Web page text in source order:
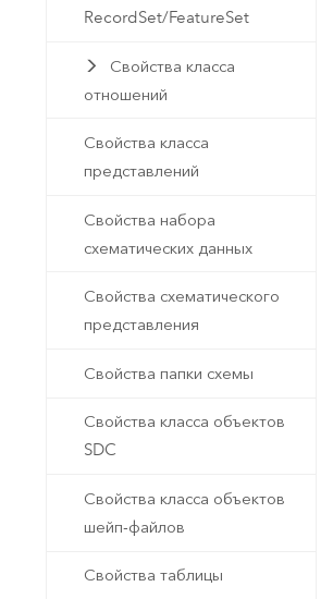
RecordSet/FeatureSet
Свойства класса
отношений
Свойства класса
представлений
Свойства набора
схематических данных
Свойства схематического
представления
Свойства папки схемы
Свойства класса объектов
SDC
Свойства класса объектов
шейп-файлов
Свойства таблицы